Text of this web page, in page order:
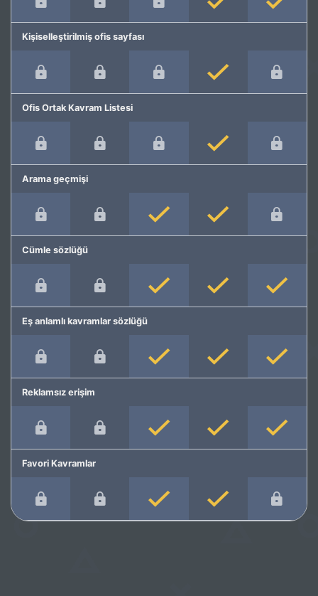
Kişiselleştirilmiş ofis sayfası
Ofis Ortak Kavram Listesi
Arama geçmişi
Cümle sözlüğü
Eş anlamlı kavramlar sözlüğü
Reklamsız erişim
Favori Kavramlar